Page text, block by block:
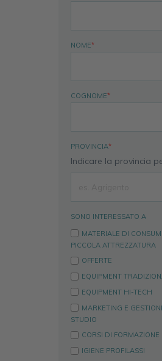
NOME*
COGNOME*
PROVINCIA*
Indicare la provincia
SONO INTERESSATO A
MATERIALE DI
PICCOLA ATTREZZATURA
OFFERTE
EQUIPMENT
EQUIPMENT HI-TECH
MARKETING E
STUDIO
CORSI DI FORMAZIONE
IGIENE PROFILASSI